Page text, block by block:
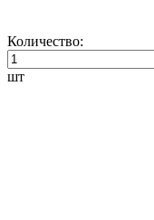
Количество:
шт